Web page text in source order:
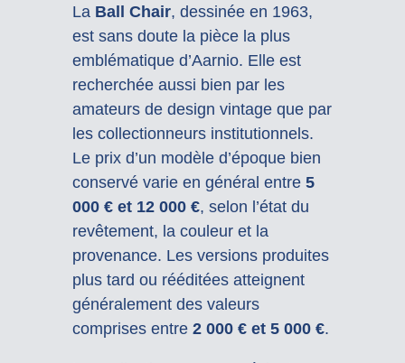
La Ball Chair, dessinée en 1963,
est sans doute la pièce la plus
emblématique d’Aarnio. Elle est
recherchée aussi bien par les
amateurs de design vintage que par
les collectionneurs institutionnels.
Le prix d’un modèle d’époque bien
conservé varie en général entre 5
000 € et 12 000 €, selon l’état du
revêtement, la couleur et la
provenance. Les versions produites
plus tard ou rééditées atteignent
généralement des valeurs
comprises entre 2 000 € et 5 000 €.